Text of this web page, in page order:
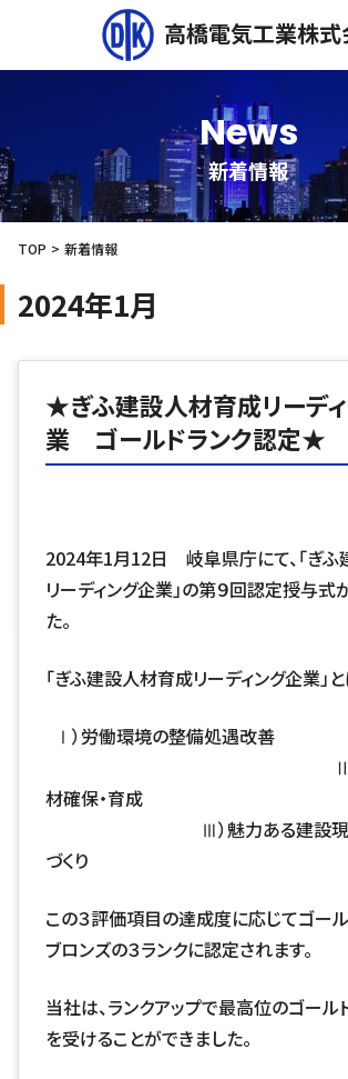
高橋電気工業株式
News
新着情報
TOP 新着情報
2024年1月
★ぎふ建設人材育成リーデ
業 ゴールドランク認定★
2024年1月12日 岐阜県庁にて、「ぎ
リーディング企業」の第９回認定授与式
た。
「ぎふ建設人材育成リーディング企業」
Ⅰ）労働環境の整備
Ⅱ）積極的
材確保・
Ⅲ）魅力ある建設現場
づくり
この３評価項目の達成度に応じてゴール
ブロンズの３ランクに認定されます。
当社は、ランクアップで最高位のゴール
を受けることができました。